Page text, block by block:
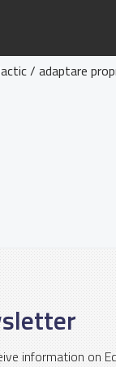
/ adaptare
information on